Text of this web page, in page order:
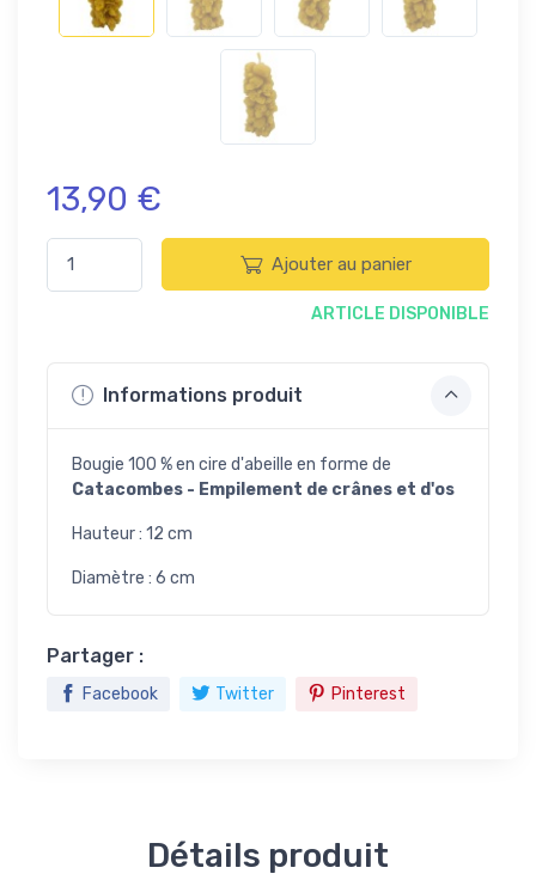
13,90 €
Ajouter au panier
ARTICLE DISPONIBLE
Informations produit
Bougie 100 % en cire d'abeille en forme de
Catacombes - Empilement de crânes et d'os
Hauteur : 12 cm
Diamètre : 6 cm
Partager :
Facebook Twitter Pinterest
Détails produit